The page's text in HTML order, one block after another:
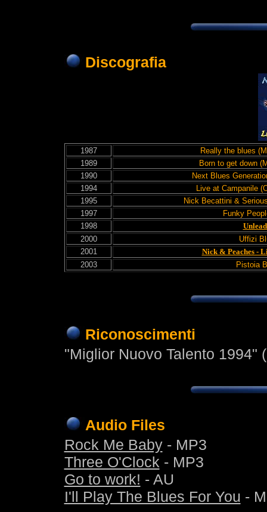
Discografia
1987
Really the blues
1989
Born to get down
1990
Next Blues
1994
Live at Campanile
1995
Nick Becattini &
1997
Funky
1998
2000
Uffizi
2001
Nick & Peaches -
2003
Pistoia
Riconoscimenti
"Miglior Nuovo Talento 1994"
Audio Files
Rock Me Baby- MP3
Three O'Clock - MP3
Go to work! - AU
I'll Play The Blues For You -